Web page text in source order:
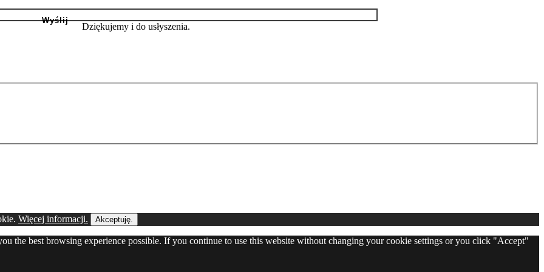
Dziękujemy i do usłyszenia.
Więcej informacji. Akceptuję.
the best browsing experience possible. If you continue to use this website without changing your cookie settings or you click "Accept"